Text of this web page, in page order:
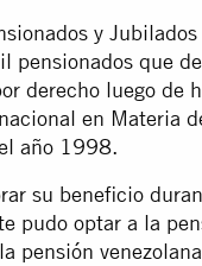
y
pensionados que
derecho luego de
en Materia
año 1998.
su beneficio
pudo optar a la
pensión